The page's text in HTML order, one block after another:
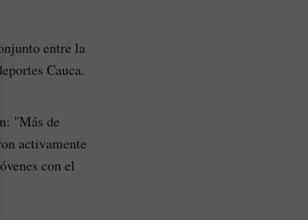
entre la
Cauca.
"Más de
activamente
con el